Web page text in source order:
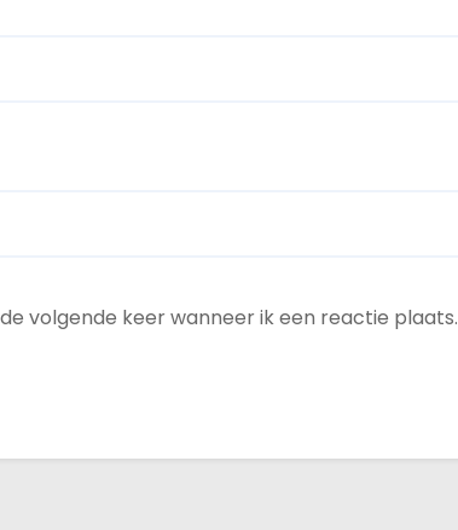
volgende keer wanneer ik een reactie plaats.